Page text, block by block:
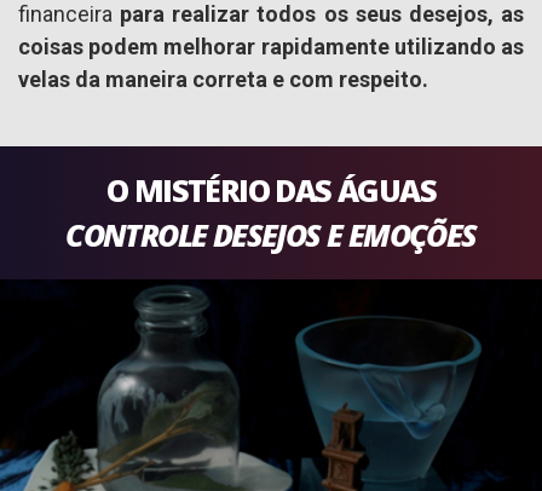
financeira para realizar todos os seus desejos, as
coisas podem melhorar rapidamente utilizando as
velas da maneira correta e com respeito.
O MISTÉRIO DAS ÁGUAS
CONTROLE DESEJOS E EMOÇÕES